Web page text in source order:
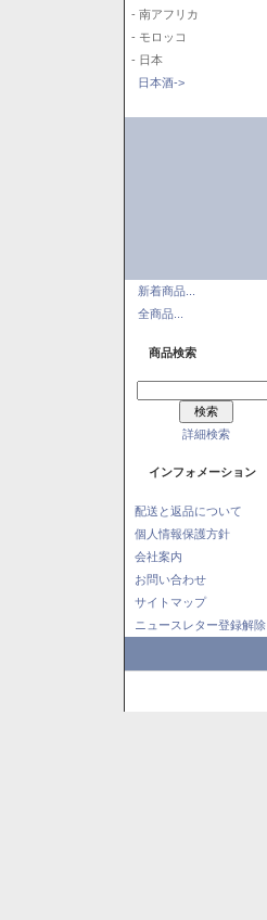
- 南アフリカ
- モロッコ
- 日本
日本酒->
新着商品...
全商品...
商品検索
詳細検索
インフォメーション
配送と返品について
個人情報保護方針
会社案内
お問い合わせ
サイトマップ
ニュースレター登録解除